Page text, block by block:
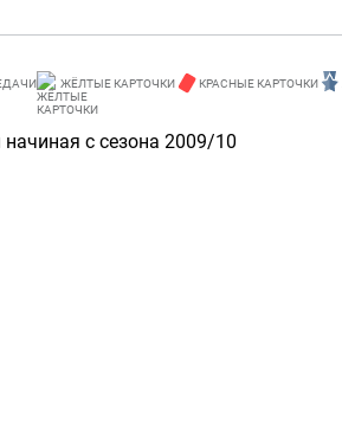
ЖЁЛТЫЕ КАРТОЧКИ КРАСНЫЕ КАРТОЧКИ
с сезона 2009/10